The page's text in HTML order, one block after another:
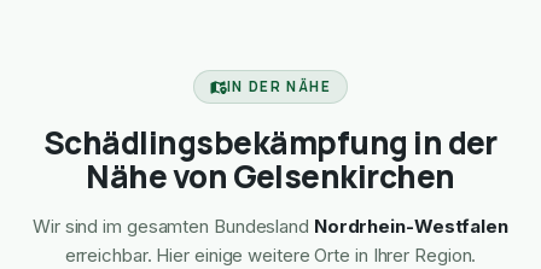
IN DER NÄHE
Schädlingsbekämpfung in der
Nähe von Gelsenkirchen
Wir sind im gesamten Bundesland Nordrhein-Westfalen
erreichbar. Hier einige weitere Orte in Ihrer Region.